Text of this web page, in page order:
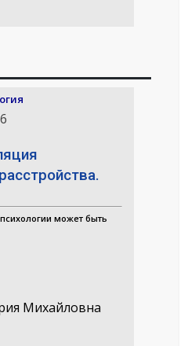
может быть
Михайловна